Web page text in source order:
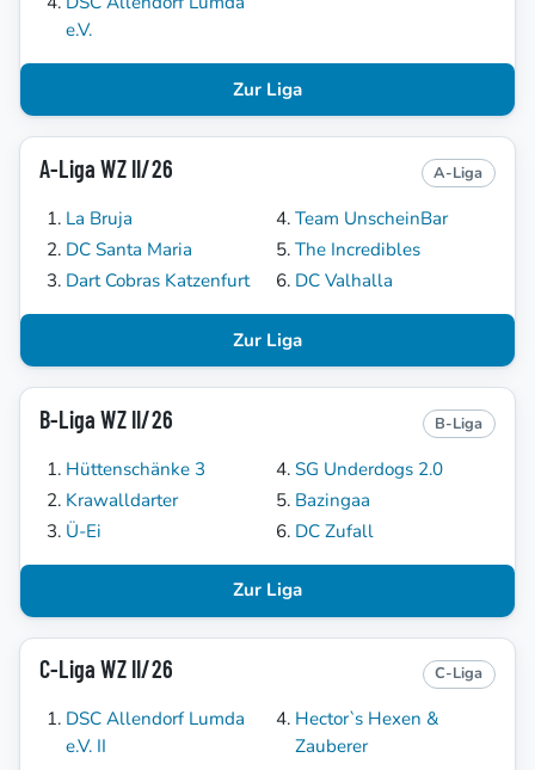
e.V.
Zur Liga
A-Liga WZ II/26 A-Liga
La Bruja
DC Santa Maria
Dart Cobras Katzenfurt
Team UnscheinBar
The Incredibles
DC Valhalla
Zur Liga
B-Liga WZ II/26 B-Liga
Hüttenschänke 3
Krawalldarter
Ü-Ei
SG Underdogs 2.0
Bazingaa
DC Zufall
Zur Liga
C-Liga WZ II/26 C-Liga
DSC Allendorf Lumda
e.V. II
Hector`s Hexen &
Zauberer